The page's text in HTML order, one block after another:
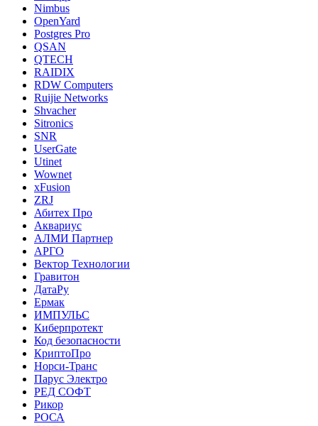
Nimbus
OpenYard
Postgres Pro
QSAN
QTECH
RAIDIX
RDW Computers
Ruijie Networks
Shvacher
Sitronics
SNR
UserGate
Utinet
Wownet
xFusion
ZRJ
Абитех Про
Аквариус
АЛМИ Партнер
АРГО
Вектор Технологии
Гравитон
ДатаРу
Ермак
ИМПУЛЬС
Киберпротект
Код безопасности
КриптоПро
Норси-Транс
Парус Электро
РЕД СОФТ
Рикор
РОСА